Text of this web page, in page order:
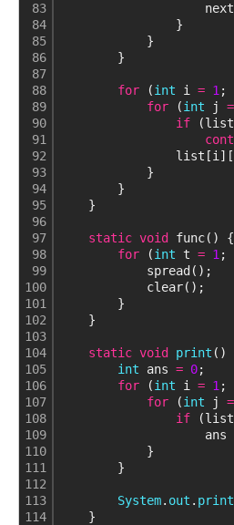
83
84
85
86
87
88
89
90
91
92
93
94
95
96
97
98
99
100
101
102
103
104
105
106
107
108
109
110
111
112
113
114
}
}
}
for (int i = 1 ;
for (int j =
if
}
}
}
static void
func() {
for (int t = 1 ;
spread();
clear();
}
}
static void print ()
int ans = 0;
for (int i = 1 ;
for (int j =
if
ans
}
}
System. out .
}